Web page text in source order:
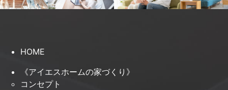
HOME
《アイエスホームの家づくり》
コンセプト